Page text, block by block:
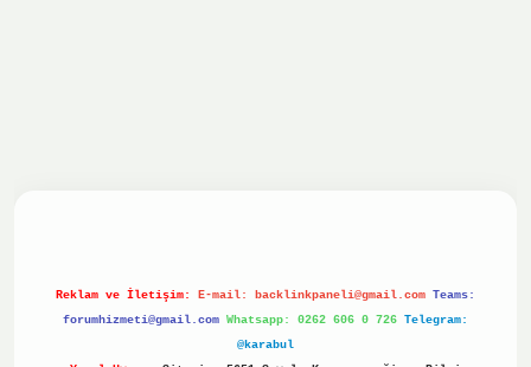
Reklam ve İletişim: E-mail: backlinkpaneli@gmail.com Teams:
forumhizmeti@gmail.com Whatsapp: 0262 606 0 726 Telegram:
@karabul